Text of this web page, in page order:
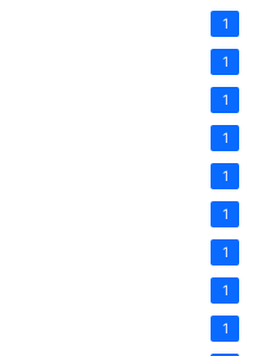
1
1
1
1
1
1
1
1
1